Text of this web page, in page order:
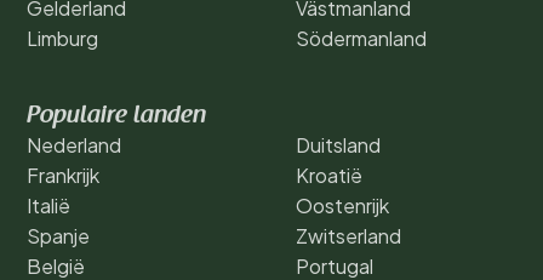
Gelderland
Limburg
Västmanland
Södermanland
Populaire landen
Nederland
Frankrijk
Italië
Spanje
België
Duitsland
Kroatië
Oostenrijk
Zwitserland
Portugal